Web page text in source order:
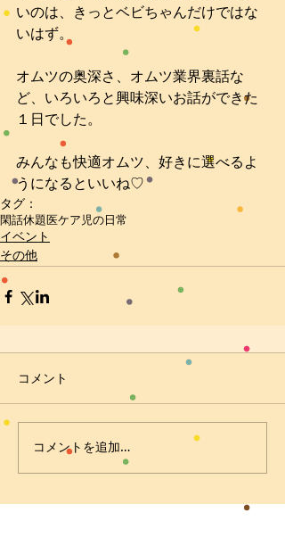
いのは、きっとベビちゃんだけではな
いはず。
オムツの奥深さ、オムツ業界裏話な
ど、いろいろと興味深いお話ができた
１日でした。
みんなも快適オムツ、好きに選べるよ
うになるといいね♡
タグ：
閑話休題 医ケア児の日常
イベント
その他
コメント
コメントを追加…